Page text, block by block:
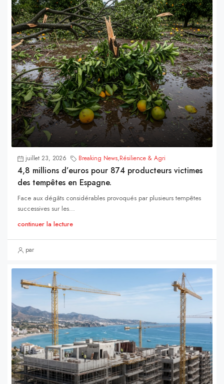
juillet 23, 2026 Breaking News,Résilience & Agri
4,8 millions d’euros pour 874 producteurs victimes
des tempêtes en Espagne.
Face aux dégâts considérables provoqués par plusieurs tempêtes
successives sur les...
continuer la lecture
par